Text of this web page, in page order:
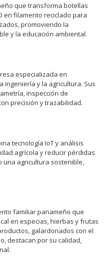
que transforma botellas
en filamento reciclado para
promoviendo la
y la educación ambiental.
especializada en
ingeniería y la agricultura. Sus
inspección de
precisión y trazabilidad.
tecnología IoT y análisis
agrícola y reducir pérdidas
una agricultura sostenible,
familiar panameño que
en especias, hierbas y frutas
galardonados con el
destacan por su calidad,